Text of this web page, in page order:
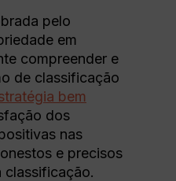
pelo
em
compreender e
de classificação
bem
dos
nas
e precisos
classificação.